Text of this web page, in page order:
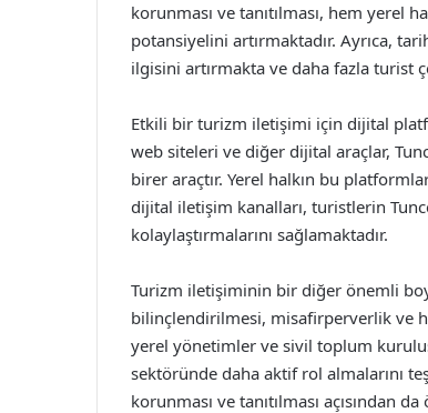
korunması ve tanıtılması, hem
potansiyelini artırmaktadır. Ayrıca,
ilgisini artırmakta ve daha fazla turist
Etkili bir turizm iletişimi için dijital
web siteleri ve diğer dijital araçlar,
birer araçtır. Yerel halkın bu
dijital iletişim kanalları, turistlerin
kolaylaştırmalarını sağlamaktadır.
Turizm iletişiminin bir diğer önemli
bilinçlendirilmesi, misafirperverlik ve
yerel yönetimler ve sivil toplum
sektöründe daha aktif rol almalarını
korunması ve tanıtılması açısından